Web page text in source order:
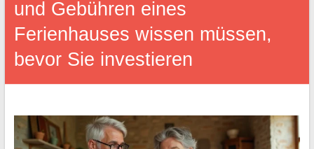
und Gebühren eines
Ferienhauses wissen müssen,
bevor Sie investieren